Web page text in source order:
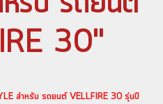
30"
สำหรับ รถยนต์ VELLFIRE 30 รุ่นปี